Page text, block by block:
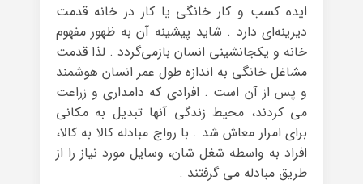
ایده کسب و کار خانگی یا کار در خانه قدمت
دیرینه‌ای دارد . شاید پیشینه آن به ظهور مفهوم
خانه و یکجانشینی انسان بازمی‌گردد . لذا قدمت
مشاغل خانگی به اندازه طول عمر انسان هوشمند
و پس از آن است . افرادی که دامداری و زراعت
می کردند، محیط زندگی آنها تبدیل به مکانی
برای امرار معاش ‌شد . با رواج مبادله کالا به کالا،
افراد به واسطه شغل شان، وسایل مورد نیاز را از
طریق مبادله می گرفتند .